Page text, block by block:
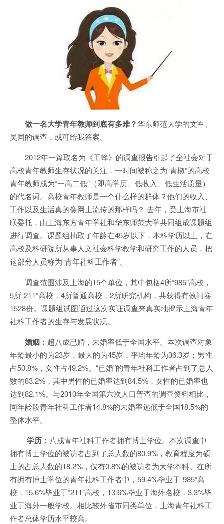
做一名大学青年教师到底有多难？华东师范大学的文军、
吴同的调查，或可给我答案。
2012年一篇取名为《工蜂》的调查报告引起了全社会对于
高校青年教师生存状况的关注，一时间被称之为“青椒”的高校
青年教师成为“一高二低”（即高学历、低收入、低生活质量）
的代名词。高校青年教师是一个什么样的群体？他们的收入、
工作以及生活真的像网上流传的那样吗？ 去年，受上海市社
联委托，由上海东方青年学社和华东师范大学共同组成课题组
进行调查。课题组抽取了年龄在45岁以下，本科学历以上，在
高校及科研院所从事人文社会科学教学和研究工作的人员，把
这部分人员称为“青年社科工作者”。
调查范围涉及上海的15个单位，其中包括4所“985”高校，
5所“211”高校，4所普通高校，2所研究机构，共获得有效问卷
1528份。课题组试图通过这次实证调查来真实地揭示上海青年
社科工作者的生存与发展状况。
婚姻： 超八成已婚，未婚率低于全国水平。本次调查对象
年龄最小的为23岁，最大的为45岁，平均年龄为36.3岁；男性
占50.8%，女性占49.2%。“已婚”的青年社科工作者占到了总人
数的83.2%，其中男性的已婚率达到84.5%，女性的已婚率也
达到82.1%。与2010年全国第六次人口普查的调查资料相比，
同年龄段青年社科工作者14.8%的未婚率远低于全国18.5%的
整体水平。
学历： 八成青年社科工作者拥有博士学位。本次调查中
拥有博士学位的被访者占到了总人数的80.9%，教育程度为硕
士的占总人数的18.2%，仅有0.8%的被访者为大学本科。在所
有拥有博士学位的青年社科工作者中，59.4%毕业于“985”高
校，15.6%毕业于“211”高校，13.6%毕业于海外名校，3.3%毕
业于海外一般学校。相比较外省市同类单位，上海青年社科工
作者总体学历水平较高。